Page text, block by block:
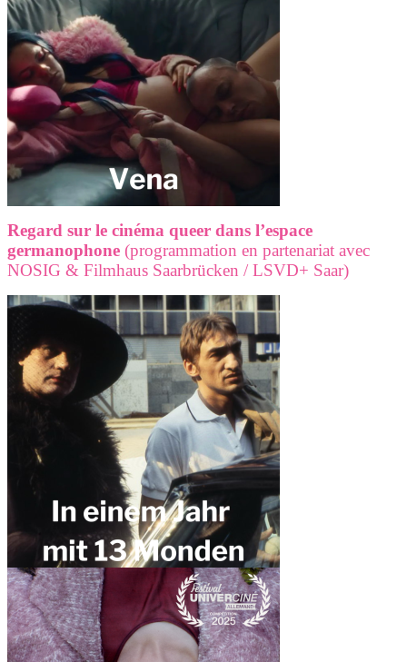
Regard sur le cinéma queer dans l’espace
germanophone (programmation en partenariat avec
NOSIG & Filmhaus Saarbrücken / LSVD+ Saar)